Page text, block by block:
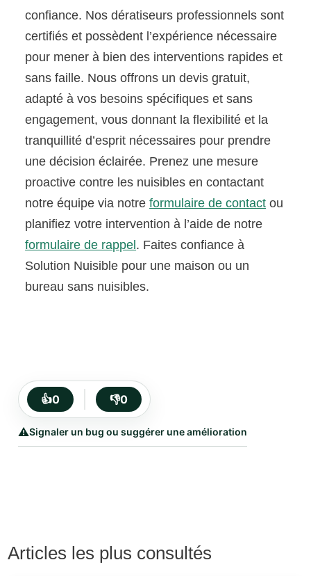
confiance. Nos dératiseurs professionnels sont
certifiés et possèdent l’expérience nécessaire
pour mener à bien des interventions rapides et
sans faille. Nous offrons un devis gratuit,
adapté à vos besoins spécifiques et sans
engagement, vous donnant la flexibilité et la
tranquillité d’esprit nécessaires pour prendre
une décision éclairée. Prenez une mesure
proactive contre les nuisibles en contactant
notre équipe via notreformulaire de contact ou
planifiez votre intervention à l’aide de notre
formulaire de rappel . Faites confiance à
Solution Nuisible pour une maison ou un
bureau sans nuisibles.
👍0 👎0
⚠️Signaler un bug ou suggérer une amélioration
Articles les plus consultés